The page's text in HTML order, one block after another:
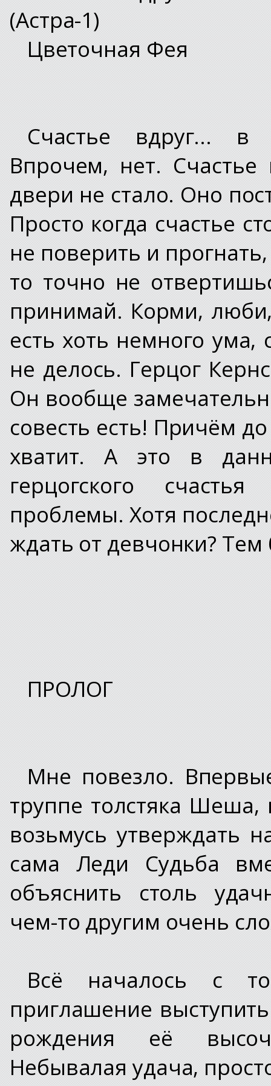
(Астра-1)
Цветочная Фея
Счастье вдруг... в
Впрочем, нет. Счастье
двери не стало. Оно
Просто когда счастье
не поверить и
то точно не
принимай. Корми,
есть хоть немного
не делось. Герцог
Он вообще
совесть есть! Причём
хватит. А это в
герцогского
проблемы. Хотя
ждать от девчонки? Тем
ПРОЛОГ
Мне повезло.
труппе толстяка
возьмусь утверждать
сама Леди Судьба
объяснить столь
чем-то другим очень
Всё началось с
приглашение
рождения её
Небывалая удача,